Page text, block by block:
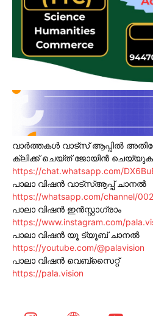
വാർത്തകൾ വാട്സ് ആപ്പിൽ
ക്ലിക്ക് ചെയ്ത് ജോയിൻ ചെയ്യുക
https://chat.whatsapp.com/
പാലാ വിഷൻ വാട്സ്ആപ്പ് ചാനൽ
https://whatsapp.com/channel/
പാലാ വിഷൻ ഇൻസ്റ്റാഗ്രാം
https://www.instagram.com/
പാലാ വിഷൻ യൂ ട്യൂബ് ചാനൽ
https://youtube.com/@palavision
പാലാ വിഷൻ വെബ്സൈറ്റ്
https://pala.vision